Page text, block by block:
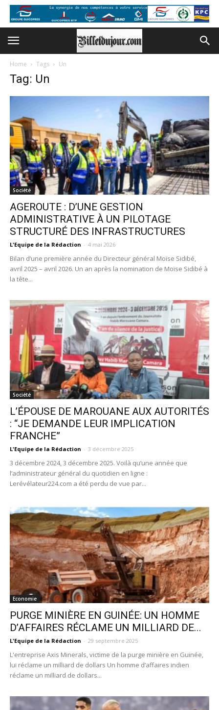
Home Tags Un
Tag: Un
Société
AGEROUTE : D’UNE GESTION
ADMINISTRATIVE À UN PILOTAGE
STRUCTURÉ DES INFRASTRUCTURES
L'Equipe de la Rédaction - 4 mai 2026
Bilan d’une première année du Directeur général Moïse Sidibé,
avril 2025 – avril 2026. Un an après la nomination de Moïse Sidibé à
la tête...
Société
L’ÉPOUSE DE MAROUANE AUX AUTORITÉS
: “JE DEMANDE LEUR IMPLICATION
FRANCHE”
L'Equipe de la Rédaction - 3 décembre 2025
3 décembre 2024, 3 décembre 2025. Voilà qu’une année que
l’administrateur général du quotidien en ligne :
Lerévélateur224.com a été perdu de vue par...
Economie
PURGE MINIÈRE EN GUINÉE: UN HOMME
D’AFFAIRES RÉCLAME UN MILLIARD DE...
L'Equipe de la Rédaction - 29 septembre 2025
L'entreprise Axis Minerals, victime de la purge minière en Guinée,
lui réclame un milliard de dollars Un homme d’affaires indien
réclame un milliard de dollars...